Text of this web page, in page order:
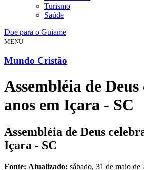
Turismo
Saúde
Doe para o Guiame
MENU
Mundo Cristão
Assembléia de
anos em Içara - SC
Assembléia de Deus
Içara - SC
Fonte: Atualizado: sábado, 31 de maio de